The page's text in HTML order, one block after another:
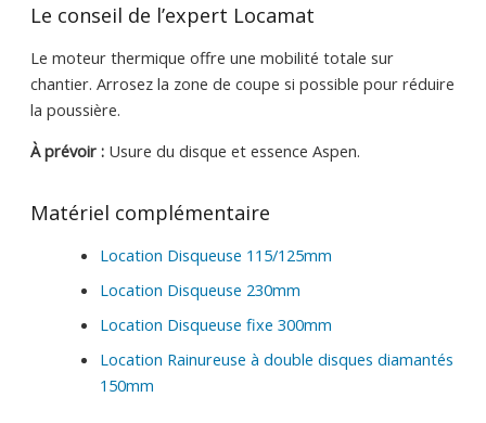
Le conseil de l’expert Locamat
Le moteur thermique offre une mobilité totale sur
chantier. Arrosez la zone de coupe si possible pour réduire
la poussière.
À prévoir :Usure du disque et essence Aspen.
Matériel complémentaire
Location Disqueuse 115/125mm
Location Disqueuse 230mm
Location Disqueuse fixe 300mm
Location Rainureuse à double disques diamantés
150mm